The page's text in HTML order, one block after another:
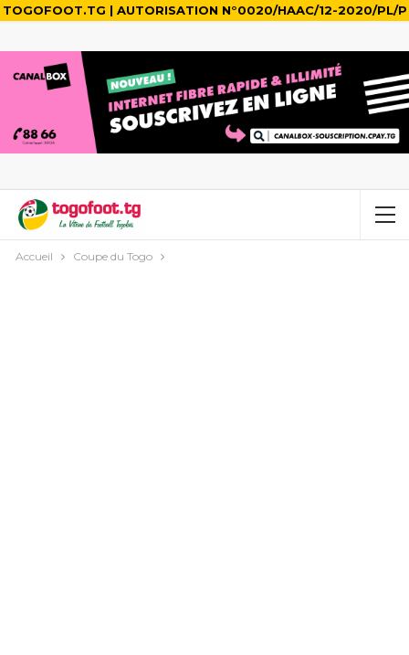
TOGOFOOT.TG | AUTORISATION N°0020/HAAC/12-2020/PL/P
Accueil Coupe du Togo